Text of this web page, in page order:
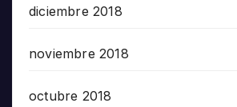
diciembre 2018
noviembre 2018
octubre 2018